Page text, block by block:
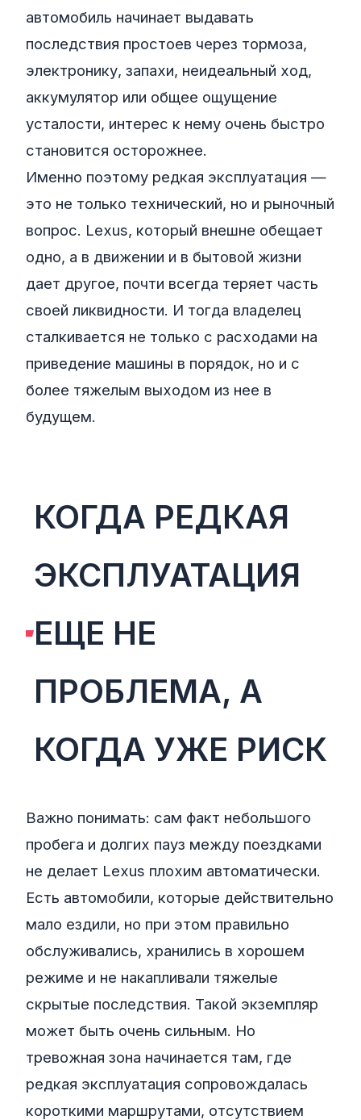
автомобиль начинает выдавать
последствия простоев через тормоза,
электронику, запахи, неидеальный ход,
аккумулятор или общее ощущение
усталости, интерес к нему очень быстро
становится осторожнее.
Именно поэтому редкая эксплуатация —
это не только технический, но и рыночный
вопрос. Lexus, который внешне обещает
одно, а в движении и в бытовой жизни
дает другое, почти всегда теряет часть
своей ликвидности. И тогда владелец
сталкивается не только с расходами на
приведение машины в порядок, но и с
более тяжелым выходом из нее в
будущем.
КОГДА РЕДКАЯ
ЭКСПЛУАТАЦИЯ
ЕЩЕ НЕ
ПРОБЛЕМА, А
КОГДА УЖЕ РИСК
Важно понимать: сам факт небольшого
пробега и долгих пауз между поездками
не делает Lexus плохим автоматически.
Есть автомобили, которые действительно
мало ездили, но при этом правильно
обслуживались, хранились в хорошем
режиме и не накапливали тяжелые
скрытые последствия. Такой экземпляр
может быть очень сильным. Но
тревожная зона начинается там, где
редкая эксплуатация сопровождалась
короткими маршрутами, отсутствием